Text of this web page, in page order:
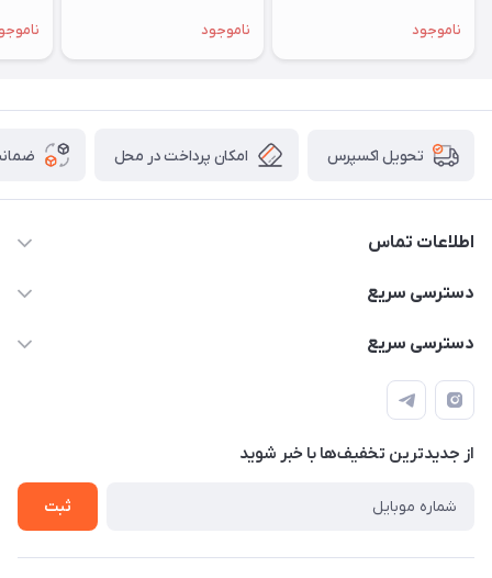
ناموجود ناموجود
تحویل اکسپرس امکان پرداخت در محل
اطلاعات تماس
۰۹۳۵۶۰۴۰۳۶۵
سیمای ورزش
دسترسی سریع
اسکیت فلایینگ ایگل
اسکیت دخترانه
دسترسی سریع
اسکوتر برقی دخترانه
اسکیت روسز
اسکوتر
از جدید‌ترین تخفیف‌ها با‌ خبر شوید
ثبت